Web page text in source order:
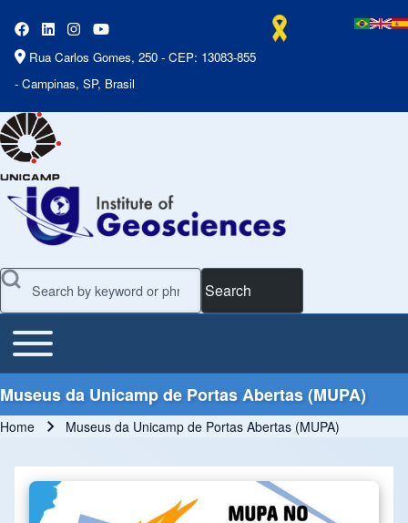
Rua Carlos Gomes, 250 - CEP: 13083-855
- Campinas, SP, Brasil
Search
Main Menu
Toggle main menu
Museus da Unicamp de Portas Abertas (MUPA)
Home Museus da Unicamp de Portas Abertas (MUPA)